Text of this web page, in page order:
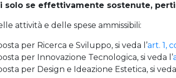
solo se effettivamente sostenute,
attività e delle spese ammissibili:
per Ricerca e Sviluppo, si veda l’art. 1,
per Innovazione Tecnologica, si veda l’
per Design e Ideazione Estetica, si veda